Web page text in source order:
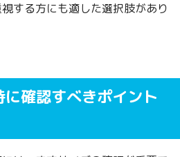
する方にも適した選択肢があり
確認すべきポイント